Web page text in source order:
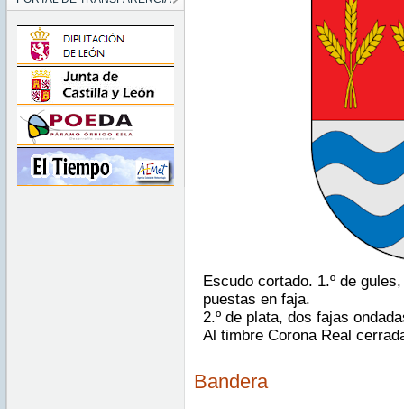
Escudo cortado. 1.º de
puestas en faja.
2.º de plata, dos fajas
Al timbre Corona Real
Bandera